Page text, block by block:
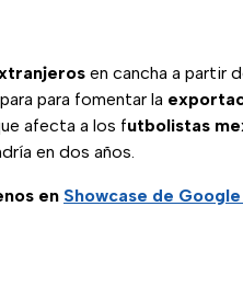
en cancha a partir
para fomentar la
afecta a los futbolistas
en dos años.
en Showcase de